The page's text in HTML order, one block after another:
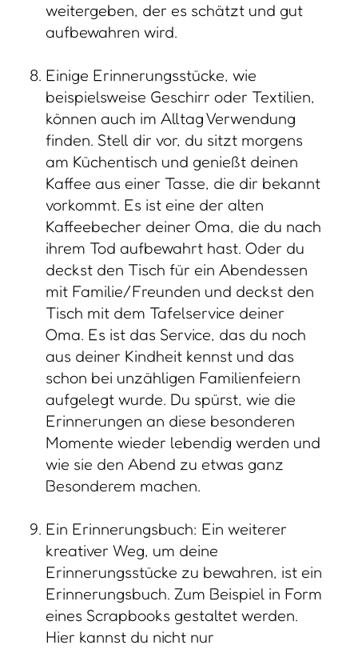
weitergeben, der es schätzt und gut
aufbewahren wird.
Einige Erinnerungsstücke, wie
beispielsweise Geschirr oder Textilien,
können auch im Alltag Verwendung
finden. Stell dir vor, du sitzt morgens
am Küchentisch und genießt deinen
Kaffee aus einer Tasse, die dir bekannt
vorkommt. Es ist eine der alten
Kaffeebecher deiner Oma, die du nach
ihrem Tod aufbewahrt hast. Oder du
deckst den Tisch für ein Abendessen
mit Familie/Freunden und deckst den
Tisch mit dem Tafelservice deiner
Oma. Es ist das Service, das du noch
aus deiner Kindheit kennst und das
schon bei unzähligen Familienfeiern
aufgelegt wurde. Du spürst, wie die
Erinnerungen an diese besonderen
Momente wieder lebendig werden und
wie sie den Abend zu etwas ganz
Besonderem machen.
Ein Erinnerungsbuch: Ein weiterer
kreativer Weg, um deine
Erinnerungsstücke zu bewahren, ist ein
Erinnerungsbuch. Zum Beispiel in Form
eines Scrapbooks gestaltet werden.
Hier kannst du nicht nur